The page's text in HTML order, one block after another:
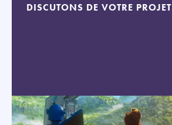
DISCUTONS DE VOTRE PROJET